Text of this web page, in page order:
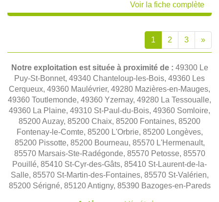
Voir la fiche complète
1 2 3 »
Notre exploitation est située à proximité de : 49300 Le
Puy-St-Bonnet, 49340 Chanteloup-les-Bois, 49360 Les
Cerqueux, 49360 Maulévrier, 49280 Mazières-en-Mauges,
49360 Toutlemonde, 49360 Yzernay, 49280 La Tessoualle,
49360 La Plaine, 49310 St-Paul-du-Bois, 49360 Somloire,
85200 Auzay, 85200 Chaix, 85200 Fontaines, 85200
Fontenay-le-Comte, 85200 L'Orbrie, 85200 Longèves,
85200 Pissotte, 85200 Bourneau, 85570 L'Hermenault,
85570 Marsais-Ste-Radégonde, 85570 Petosse, 85570
Pouillé, 85410 St-Cyr-des-Gâts, 85410 St-Laurent-de-la-
Salle, 85570 St-Martin-des-Fontaines, 85570 St-Valérien,
85200 Sérigné, 85120 Antigny, 85390 Bazoges-en-Pareds